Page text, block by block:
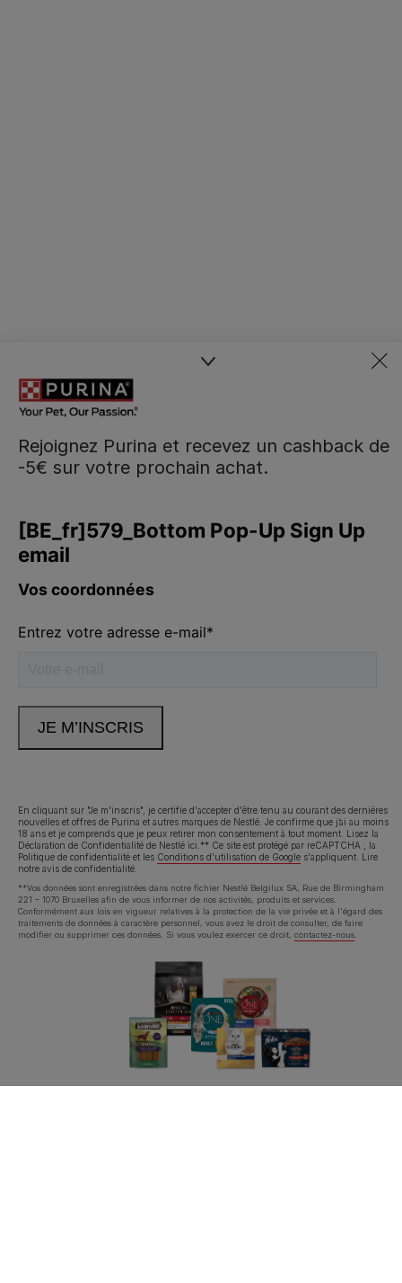
Rejoignez Purina et recevez un cashback de
-5€ sur votre prochain achat.
En cliquant sur "Je m'inscris", je certifie d'accepter d'être tenu au courant des dernières
nouvelles et offres de Purina et autres marques de Nestlé. Je confirme que j’ai au moins
18 ans et je comprends que je peux retirer mon consentement à tout moment. Lisez la
Déclaration de Confidentialité de Nestlé ici.** Ce site est protégé par reCAPTCHA ; la
Politique de confidentialité et les Conditions d'utilisation de Google s'appliquent. Lire
notre avis de confidentialité
**Vos données sont enregistrées dans notre fichier Nestlé Belgilux SA, Rue de Birmingham
221 – 1070 Bruxelles afin de vous informer de nos activités, produits et services.
Conformément aux lois en vigueur relatives à la protection de la vie privée et à l'égard des
traitements de données à caractère personnel, vous avez le droit de consulter, de faire
modifier ou supprimer ces données. Si vous voulez exercer ce droit, contactez-nous